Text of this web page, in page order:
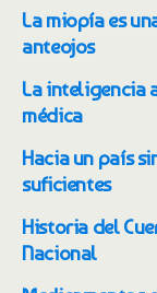
La miopía es
anteojos
La inteligencia
médica
Hacia un país
suficientes
Historia del
Nacional